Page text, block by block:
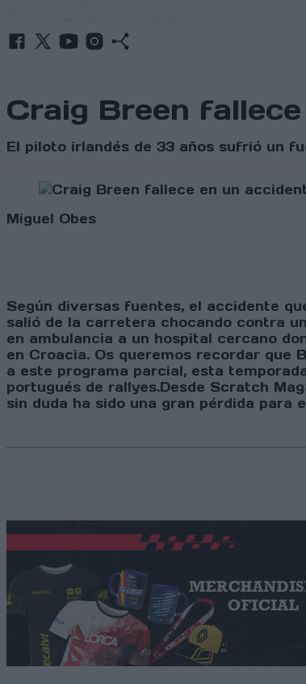
Craig Breen
El piloto irlandés de 33 años sufrió un
Miguel Obes
Según diversas fuentes, el accidente
salió de la carretera chocando contra
en ambulancia a un hospital cercano
en Croacia. Os queremos recordar que
a este programa parcial, esta
portugués de rallyes.Desde Scratch
sin duda ha sido una gran pérdida para